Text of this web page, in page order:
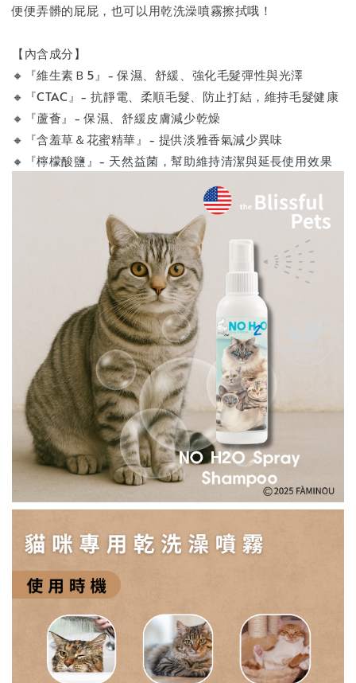
便便弄髒的屁屁，也可以用乾洗澡噴霧擦拭哦！
【內含成分】
🔸『維生素Ｂ5』- 保濕、舒緩、強化毛髮彈性與光澤
🔸『CTAC』- 抗靜電、柔順毛髮、防止打結，維持毛髮健康
🔸『蘆薈』- 保濕、舒緩皮膚減少乾燥
🔸『含羞草＆花蜜精華』- 提供淡雅香氣減少異味
🔸『檸檬酸鹽』- 天然益菌，幫助維持清潔與延長使用效果